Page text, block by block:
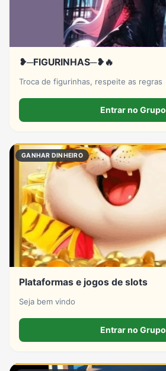
❥─FIGURINHAS─❥🔥
Troca de figurinhas, respeite as regras
Entrar no Grupo
GANHAR DINHEIRO
Plataformas e jogos de slots
Seja bem vindo
Entrar no Grupo